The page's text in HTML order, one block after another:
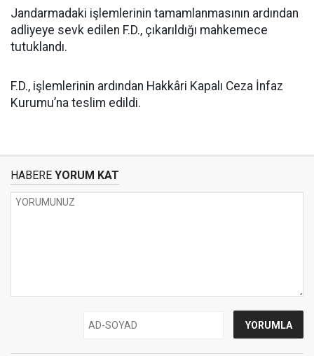
Jandarmadaki işlemlerinin tamamlanmasının ardından
adliyeye sevk edilen F.D., çıkarıldığı mahkemece
tutuklandı.
F.D., işlemlerinin ardından Hakkâri Kapalı Ceza İnfaz
Kurumu’na teslim edildi.
HABERE YORUM KAT